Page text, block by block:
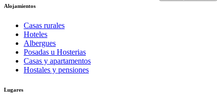
Alojamientos
Casas rurales
Hoteles
Albergues
Posadas u Hosterias
Casas y apartamentos
Hostales y pensiones
Lugares